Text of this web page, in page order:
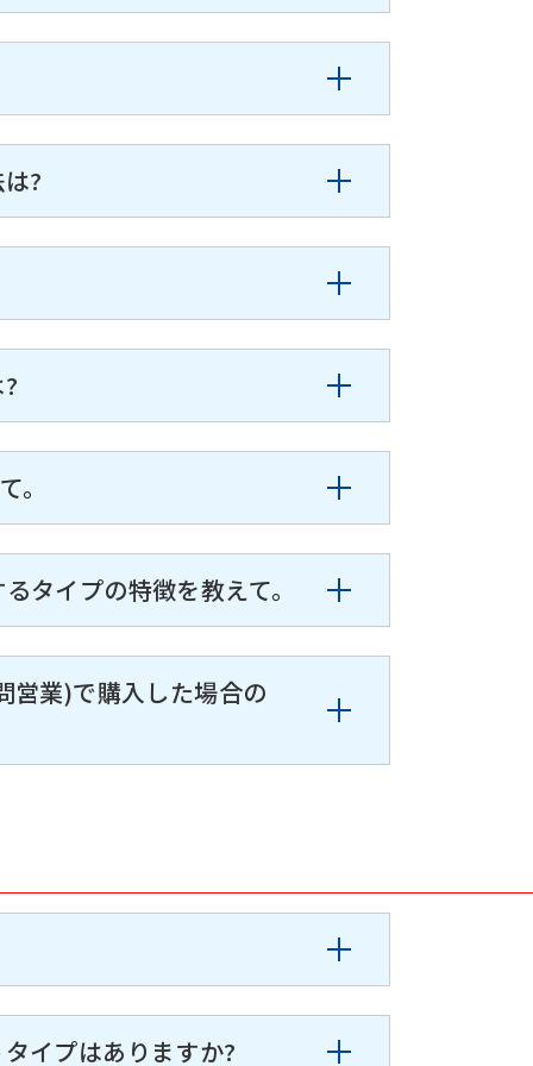
?
。
タイプの特徴を教えて。
営業)で購入した場合の
イプはありますか?